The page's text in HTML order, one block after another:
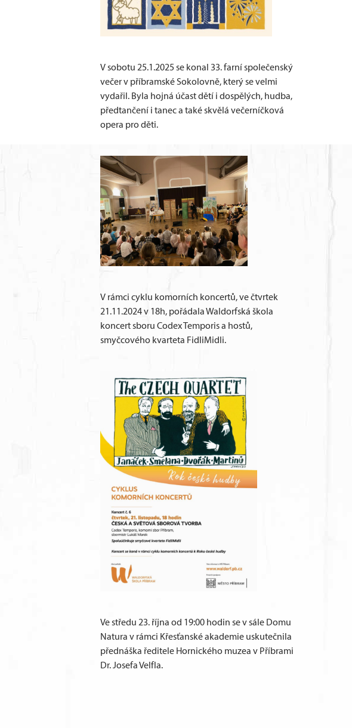
V sobotu 25.1.2025 se konal 33. farní společenský
večer v příbramské Sokolovně, který se velmi
vydařil. Byla hojná účast dětí i dospělých, hudba,
předtančení i tanec a také skvělá večerníčková
opera pro děti.
V rámci cyklu komorních koncertů, ve čtvrtek
21.11.2024 v 18h, pořádala Waldorfská škola
koncert sboru Codex Temporis a hostů,
smyčcového kvarteta FidliMidli.
Ve středu 23. října od 19:00 hodin se v sále Domu
Natura v rámci Křesťanské akademie uskutečnila
přednáška ředitele Hornického muzea v Příbrami
Dr. Josefa Velfla.